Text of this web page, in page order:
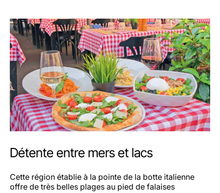
Détente entre mers et lacs
Cette région établie à la pointe de la botte italienne
offre de très belles plages au pied de falaises